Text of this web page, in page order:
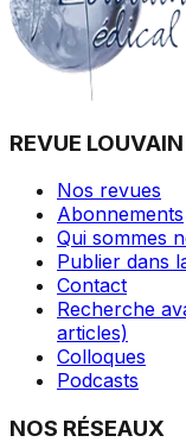
REVUE
Nos revues
Abonnements
Qui sommes
Publier dans
Contact
Recherche
articles)
Colloques
Podcasts
NOS RÉSEAUX